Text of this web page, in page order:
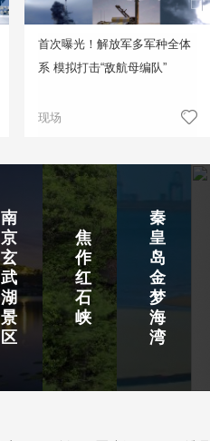
首次曝光！解放军多军种全体
系 模拟打击“敌航母编队”
现场
南
京
玄
武
湖
景
区
焦
作
红
石
峡
秦
皇
岛
金
梦
海
湾